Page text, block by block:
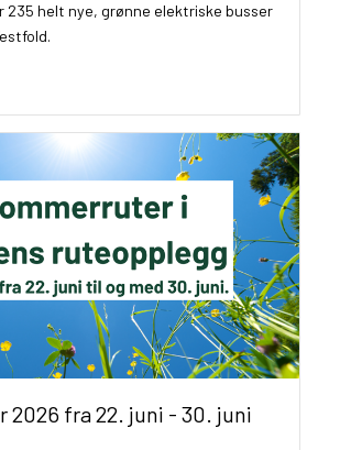
235 helt nye, grønne elektriske busser
2026 fra 22. juni - 30. juni